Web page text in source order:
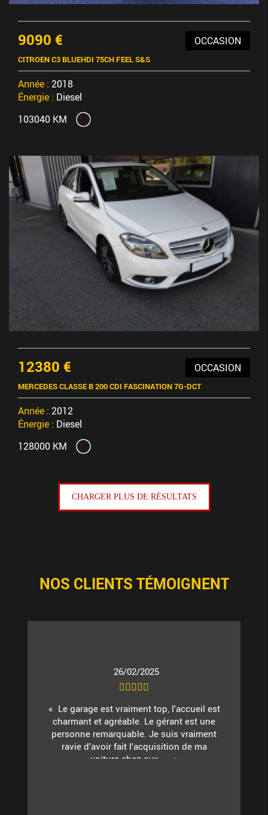
9090 € OCCASION
CITROEN C3 BLUEHDI 75CH FEEL S&S
Année : 2018
Énergie : Diesel
103040 KM
12380 € OCCASION
MERCEDES CLASSE B 200 CDI FASCINATION 7G-DCT
Année : 2012
Énergie : Diesel
128000 KM
CHARGER PLUS DE RÉSULTATS
NOS CLIENTS TÉMOIGNENT
26/02/2025
Le garage est vraiment top, l'accueil est
charmant et agréable. Le gérant est une
personne remarquable. Je suis vraiment
ravie d'avoir fait l'acquisition de ma
voiture chez eux. ...